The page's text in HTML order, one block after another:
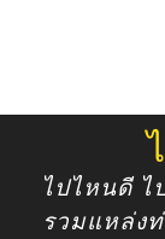
contentไปไหนดี ไ
รวมแหล่ง